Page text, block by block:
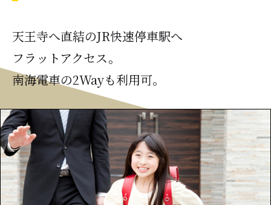
天王寺へ直結のJR快速停車駅へ
フラットアクセス。
南海電車の2Wayも利用可。